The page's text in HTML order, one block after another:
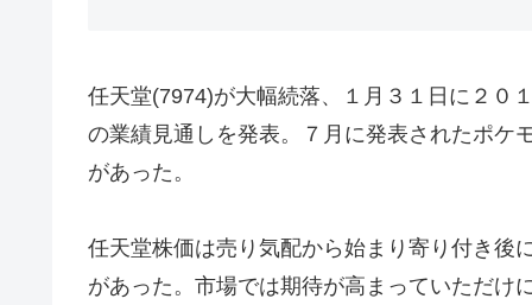
任天堂(7974)が大幅続落、１月３１日に２０
の業績見通しを発表。７月に発表されたポケ
があった。
任天堂株価は売り気配から始まり寄り付き後
があった。市場では期待が高まっていただけ